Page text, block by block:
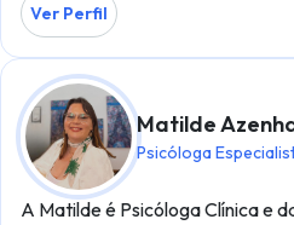
Ver Perfil
Matilde
Psicóloga
A Matilde é Psicóloga Clínica e